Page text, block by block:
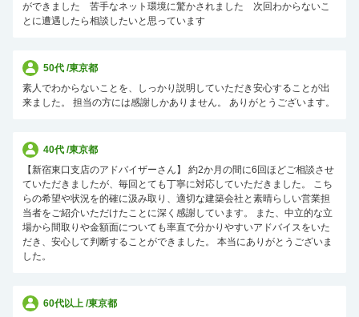
ができました 苦手なネット環境に驚かされました 次回わからないこ
とに遭遇したら相談したいと思っています
50代 /東京都
素人でわからないことを、しっかり説明していただき安心することが出
来ました。 担当の方には感謝しかありません。 ありがとうございます。
40代 /東京都
【新宿東口支店のアドバイザーさん】 約2か月の間に6回ほどご相談させ
ていただきましたが、毎回とても丁寧に対応していただきました。 こち
らの希望や状況を的確に汲み取り、適切な建築会社と素晴らしい営業担
当者をご紹介いただけたことに深く感謝しています。 また、中立的な立
場から間取りや金額面についても率直で分かりやすいアドバイスをいた
だき、安心して判断することができました。 本当にありがとうございま
した。
60代以上 /東京都